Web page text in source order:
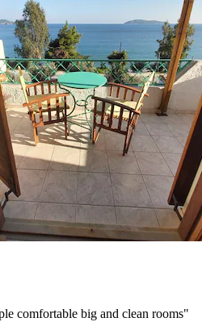
comfortable big and clean rooms"